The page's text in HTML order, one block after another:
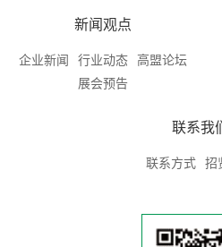
新闻观点
企业新闻 行业动态
高盟论坛
展会预告
联系我
联系方式 招